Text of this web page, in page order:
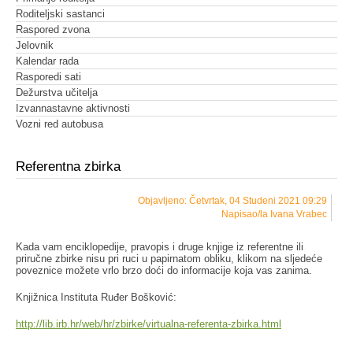
Roditeljski sastanci
Raspored zvona
Jelovnik
Kalendar rada
Rasporedi sati
Dežurstva učitelja
Izvannastavne aktivnosti
Vozni red autobusa
Referentna zbirka
Objavljeno: Četvrtak, 04 Studeni 2021 09:29
Napisao/la Ivana Vrabec
Kada vam enciklopedije, pravopis i druge knjige iz referentne ili
priručne zbirke nisu pri ruci u papirnatom obliku, klikom na sljedeće
poveznice možete vrlo brzo doći do informacije koja vas zanima.
Knjižnica Instituta Ruđer Bošković:
http://lib.irb.hr/web/hr/zbirke/virtualna-referenta-zbirka.html